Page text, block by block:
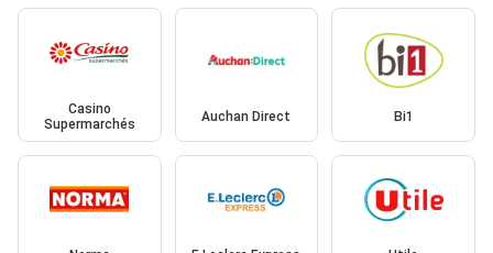
Casino
Supermarchés
Auchan Direct Bi1